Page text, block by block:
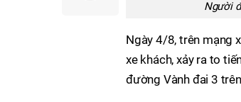
Người
Ngày 4/8, trên mạng
xe khách, xảy ra to
đường Vành đai 3